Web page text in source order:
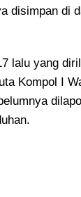
disimpan di
lalu yang
Kompol I